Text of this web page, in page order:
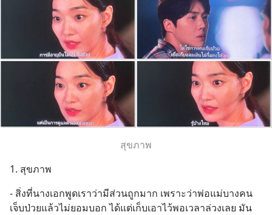
สุขภาพ
1. สุขภาพ
- สิ่งที่นางเอกพูดเราว่ามีส่วนถูกมาก เพราะว่าพ่อแม่บางคน
เจ็บป่วยแล้วไม่ยอมบอก ได้แต่เก็บเอาไว้พอเวลาล่วงเลย มัน